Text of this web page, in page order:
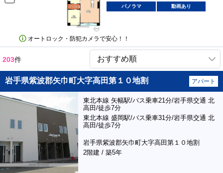
パノラマ 動画あり
オートロック・防犯カメラで安心！！
203件
岩手県紫波郡矢巾町大字高田第１０地割 アパート
東北本線 矢幅駅/バス乗車21分/岩手県交通 北
高田/徒歩7分
東北本線 盛岡駅/バス乗車31分/岩手県交通 北
高田/徒歩7分
岩手県紫波郡矢巾町大字高田第１０地割
2階建 / 築5年